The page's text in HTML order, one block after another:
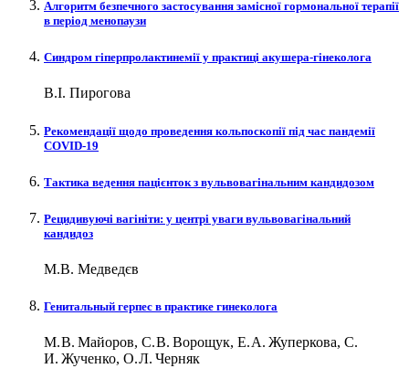
Алгоритм безпечного застосування замісної гормональної терапії
в період менопаузи
Синдром гіперпролактинемії у практиці акушера-гінеколога
В.І. Пирогова
Рекомендації щодо проведення кольпоскопії під час пандемії
COVID‑19
Тактика ведення пацієнток з вульвовагінальним кандидозом
Рецидивуючі вагініти: у центрі уваги вульвовагінальний
кандидоз
М.В. Медведєв
Генитальный герпес в практике гинеколога
М. В. Майоров, С. В. Ворощук, Е. А. Жуперкова, С.
И. Жученко, О. Л. Черняк